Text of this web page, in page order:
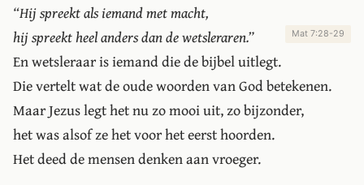
“Hij spreekt als iemand met macht,
hij spreekt heel anders dan de wetsleraren.”
Mat 7:28-29
En wetsleraar is iemand die de bijbel uitlegt.
Die vertelt wat de oude woorden van God betekenen.
Maar Jezus legt het nu zo mooi uit, zo bijzonder,
het was alsof ze het voor het eerst hoorden.
Het deed de mensen denken aan vroeger.